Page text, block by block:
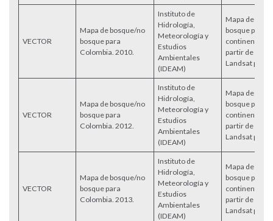
VECTOR
Mapa de bosque/no
bosque para
Colombia. 2010.
Instituto de
Hidrología,
Meteorología y
Estudios
Ambientales
(IDEAM)
Mapa de
bosque para
continental
partir de
Landsat para
VECTOR
Mapa de bosque/no
bosque para
Colombia. 2012.
Instituto de
Hidrología,
Meteorología y
Estudios
Ambientales
(IDEAM)
Mapa de
bosque para
continental
partir de
Landsat para
VECTOR
Mapa de bosque/no
bosque para
Colombia. 2013.
Instituto de
Hidrología,
Meteorología y
Estudios
Ambientales
(IDEAM)
Mapa de
bosque para
continental
partir de
Landsat para